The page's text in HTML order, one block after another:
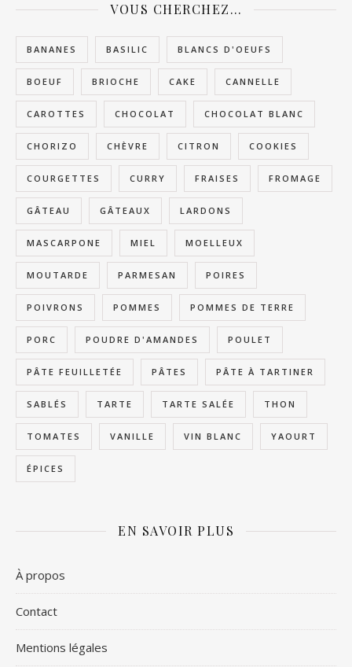
VOUS CHERCHEZ…
BANANES BASILIC BLANCS D'OEUFS
BOEUF BRIOCHE CAKE CANNELLE
CAROTTES CHOCOLAT CHOCOLAT BLANC
CHORIZO CHÈVRE CITRON COOKIES
COURGETTES CURRY FRAISES FROMAGE
GÂTEAU GÂTEAUX LARDONS
MASCARPONE MIEL MOELLEUX
MOUTARDE PARMESAN POIRES
POIVRONS POMMES POMMES DE TERRE
PORC POUDRE D'AMANDES POULET
PÂTE FEUILLETÉE PÂTES PÂTE À TARTINER
SABLÉS TARTE TARTE SALÉE THON
TOMATES VANILLE VIN BLANC YAOURT
ÉPICES
EN SAVOIR PLUS
À propos
Contact
Mentions légales